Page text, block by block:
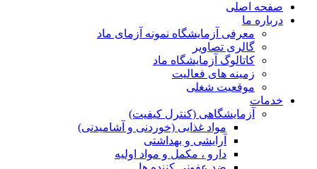
صفحه اصلی
درباره ما
معرفی آزمایشگاه نمونه آزمای ماد
گالری تصاویر
کاتالوگ آزمایشگاه ماد
زمینه های فعالیت
موقعیت شغلی
خدمات
آزمایشگاهی (کنترل کیفیت)
مواد غذایی (خوردنی و آشامیدنی)
آرایشی و بهداشتی
دارو ، مکمل و مواد اولیه